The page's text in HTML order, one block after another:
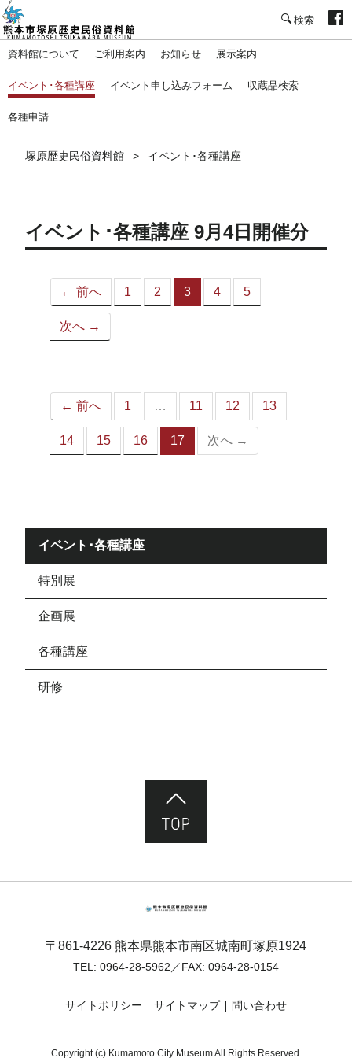
資料館について ご利用案内 お知らせ 展示案内
イベント･各種講座 イベント申し込みフォーム 収蔵品検索
各種申請
塚原歴史民俗資料館 イベント･各種講座
イベント･各種講座 9月4日開催分
← 前へ 1 2 3
（こ
4 5
次へ →
← 前へ 1 … 11 12 13
14 15 16 17
（こ
次へ →
イベント･各種講座
特別展
企画展
各種講座
研修
〒861-4226 熊本県熊本市南区城南町塚原1924
TEL: 0964-28-5962 ／FAX: 0964-28-0154
サイトポリシー サイトマップ 問い合わせ
Copyright (c) Kumamoto City Museum All Rights Reserved.